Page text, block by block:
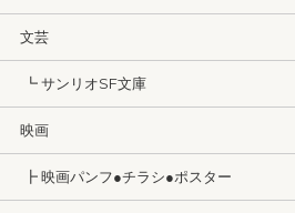
文芸
┗ サンリオSF文庫
映画
┣ 映画パンフ●チラシ●ポスター